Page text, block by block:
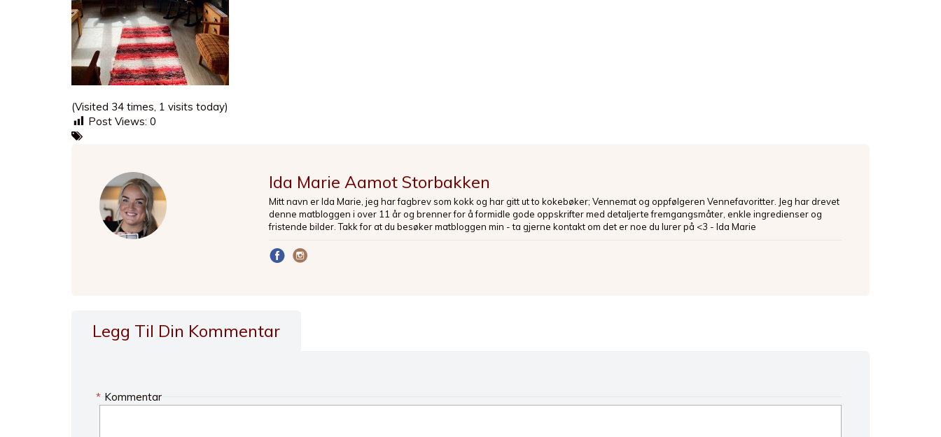
(Visited 34 times, 1 visits today)
Post Views: 0
Ida Marie Aamot Storbakken
Mitt navn er Ida Marie, jeg har fagbrev som kokk og har gitt ut to kokebøker; Vennemat og oppfølgeren Vennefavoritter. Jeg har drevet
denne matbloggen i over 11 år og brenner for å formidle gode oppskrifter med detaljerte fremgangsmåter, enkle ingredienser og
fristende bilder. Takk for at du besøker matbloggen min - ta gjerne kontakt om det er noe du lurer på <3 - Ida Marie
Legg Til Din Kommentar
Kommentar
*